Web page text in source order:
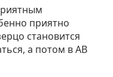
приятно
становится
а потом в AB